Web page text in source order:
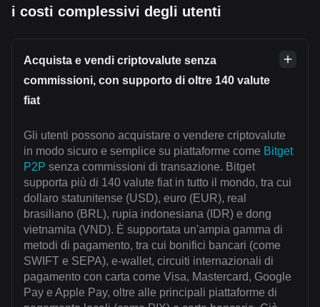
i costi complessivi degli utenti
Acquista e vendi criptovalute senza
commissioni, con supporto di oltre 140 valute
fiat
Gli utenti possono acquistare o vendere criptovalute
in modo sicuro e semplice su piattaforme come Bitget
P2P senza commissioni di transazione. Bitget
supporta più di 140 valute fiat in tutto il mondo, tra cui
dollaro statunitense (USD), euro (EUR), real
brasiliano (BRL), rupia indonesiana (IDR) e dong
vietnamita (VND). È supportata un'ampia gamma di
metodi di pagamento, tra cui bonifici bancari (come
SWIFT e SEPA), e-wallet, circuiti internazionali di
pagamento con carta come Visa, Mastercard, Google
Pay e Apple Pay, oltre alle principali piattaforme di